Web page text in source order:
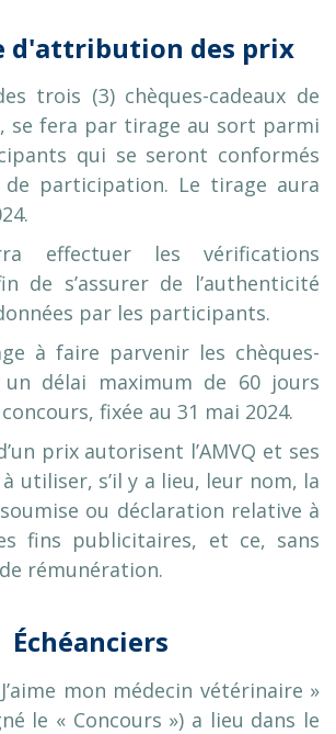
d'attribution des prix
trois (3) chèques-cadeaux de
se fera par tirage au sort parmi
qui se seront conformés
de participation. Le tirage aura
effectuer les vérifications
de s’assurer de l’authenticité
par les participants.
à faire parvenir les chèques-
un délai maximum de 60 jours
fixée au 31 mai 2024.
prix autorisent l’AMVQ et ses
utiliser, s’il y a lieu, leur nom, la
ou déclaration relative à
fins publicitaires, et ce, sans
rémunération.
Échéanciers
mon médecin vétérinaire »
le « Concours ») a lieu dans le